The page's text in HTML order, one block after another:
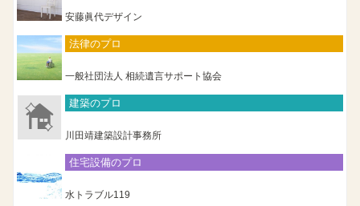
安藤眞代デザイン
法律のプロ
一般社団法人 相続遺言サポート協会
建築のプロ
川田靖建築設計事務所
住宅設備のプロ
水トラブル119